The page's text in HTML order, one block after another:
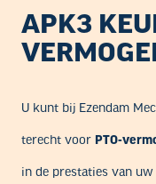
APK3
U kunt bij Ezendam
terecht voor PTO-
in de prestaties van